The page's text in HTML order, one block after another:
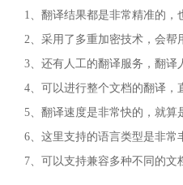
1、翻译结果都是非常精准的，
2、采用了多重加密技术，会帮
3、还有人工的翻译服务，翻译
4、可以进行整个文档的翻译
5、翻译速度是非常快的，就算
6、这里支持的语言类型是非常
7、可以支持兼容多种不同的文